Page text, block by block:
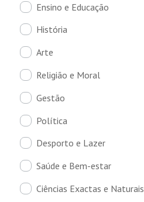
Ensino e Educação
História
Arte
Religião e Moral
Gestão
Política
Desporto e Lazer
Saúde e Bem-estar
Ciências Exactas e Naturais